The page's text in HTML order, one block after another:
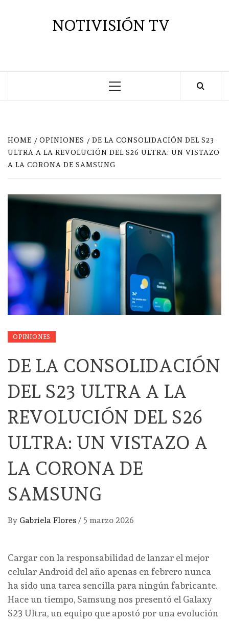
NOTIVISIÓN TV
Menú
HOME OPINIONES
DE LA CONSOLIDACIÓN DEL S23
ULTRA A LA REVOLUCIÓN DEL S26 ULTRA: UN VISTAZO
A LA CORONA DE SAMSUNG
OPINIONES
DE LA CONSOLIDACIÓN
DEL S23 ULTRA A LA
REVOLUCIÓN DEL S26
ULTRA: UN VISTAZO A
LA CORONA DE
SAMSUNG
By Gabriela Flores / 5 marzo 2026
Cargar con la responsabilidad de lanzar el mejor
celular Android del año apenas en febrero nunca
ha sido una tarea sencilla para ningún fabricante.
Hace un tiempo, Samsung nos presentó el Galaxy
S23 Ultra, un equipo que apostó por una evolución